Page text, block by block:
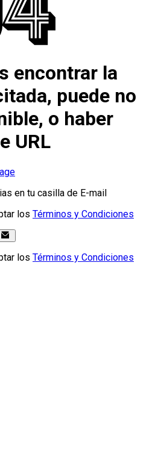
encontrar la
puede no
o haber
URL
en tu casilla de E-mail
los Términos y Condiciones
los Términos y Condiciones